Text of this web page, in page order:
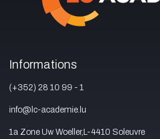
Informations
(+352) 28 10 99 - 1
info@lc-academie.lu
1a Zone Uw Woeller,L-4410 Soleuvre